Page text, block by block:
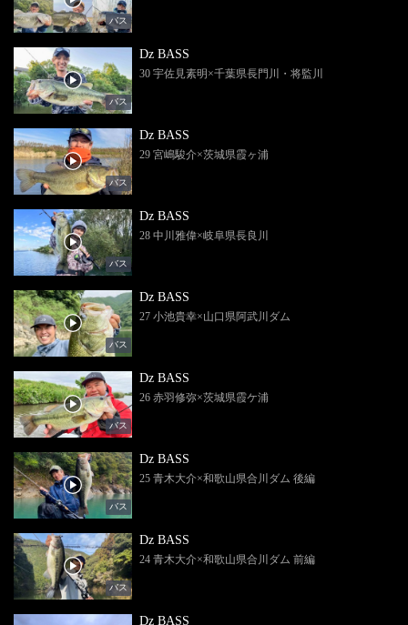
バス
バス
Dz BASS
30 宇佐見素明×千葉県長門川・将監川
バス
Dz BASS
29 宮嶋駿介×茨城県霞ヶ浦
バス
Dz BASS
28 中川雅偉×岐阜県長良川
バス
Dz BASS
27 小池貴幸×山口県阿武川ダム
バス
Dz BASS
26 赤羽修弥×茨城県霞ケ浦
バス
Dz BASS
25 青木大介×和歌山県合川ダム 後編
バス
Dz BASS
24 青木大介×和歌山県合川ダム 前編
Dz BASS